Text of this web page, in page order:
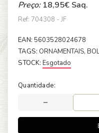
Preço:18,95€ Saq.
Ref: 704308 - JF
EAN: 5603528024678
TAGS: ORNAMENTAIS,
STOCK: Esgotado
Quantidade: